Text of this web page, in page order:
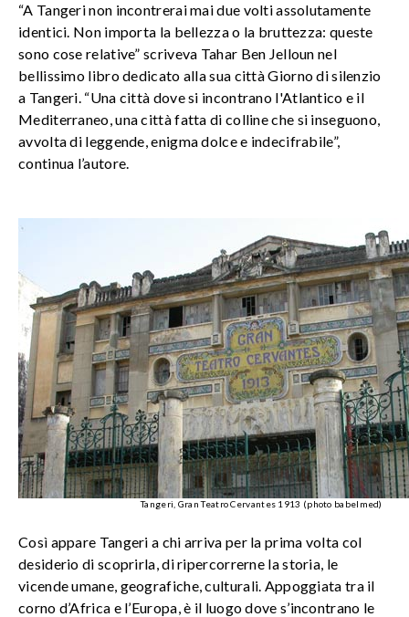
“A Tangeri non incontrerai mai due volti assolutamente
identici. Non importa la bellezza o la bruttezza: queste
sono cose relative” scriveva Tahar Ben Jelloun nel
bellissimo libro dedicato alla sua città Giorno di silenzio
a Tangeri. “Una città dove si incontrano l'Atlantico e il
Mediterraneo, una città fatta di colline che si inseguono,
avvolta di leggende, enigma dolce e indecifrabile”,
continua l’autore.
Tangeri, Gran Teatro Cervantes 1913 (photo babelmed)
Così appare Tangeri a chi arriva per la prima volta col
desiderio di scoprirla, di ripercorrerne la storia, le
vicende umane, geografiche, culturali. Appoggiata tra il
corno d’Africa e l’Europa, è il luogo dove s’incontrano le